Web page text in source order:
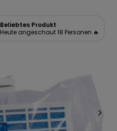
Beliebtes Produkt
Heute angeschaut 18 Personen 🔥